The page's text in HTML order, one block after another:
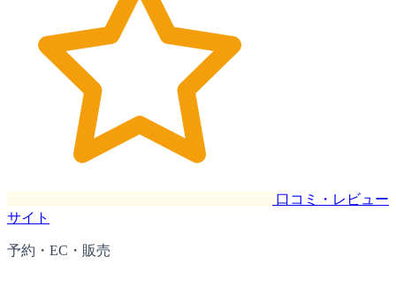
口コミ・レビュー
サイト
予約・EC・販売